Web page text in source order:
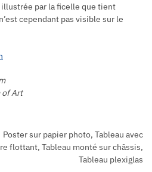
par la ficelle que tient
cependant pas visible sur le
of Art
Poster sur papier photo, Tableau avec
flottant, Tableau monté sur châssis,
Tableau plexiglas